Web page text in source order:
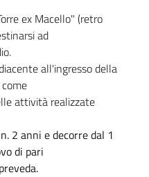
ex Macello" (retro
ad
all'ingresso della
attività realizzate
2 anni e decorre dal 1
di pari